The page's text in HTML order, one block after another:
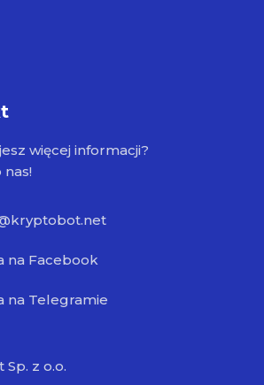
więcej informacji?
na Facebook
na Telegramie
z o.o.